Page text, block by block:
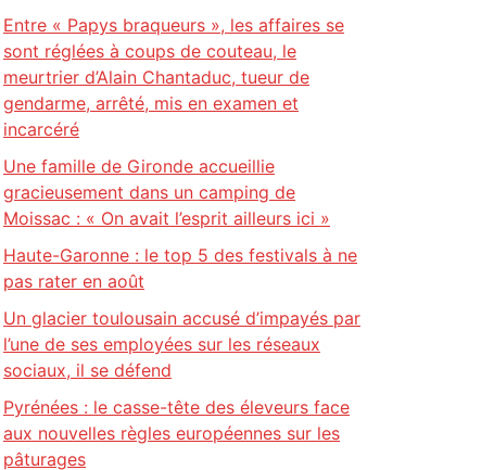
Entre « Papys braqueurs », les affaires se
sont réglées à coups de couteau, le
meurtrier d’Alain Chantaduc, tueur de
gendarme, arrêté, mis en examen et
incarcéré
Une famille de Gironde accueillie
gracieusement dans un camping de
Moissac : « On avait l’esprit ailleurs ici »
Haute-Garonne : le top 5 des festivals à ne
pas rater en août
Un glacier toulousain accusé d’impayés par
l’une de ses employées sur les réseaux
sociaux, il se défend
Pyrénées : le casse-tête des éleveurs face
aux nouvelles règles européennes sur les
pâturages